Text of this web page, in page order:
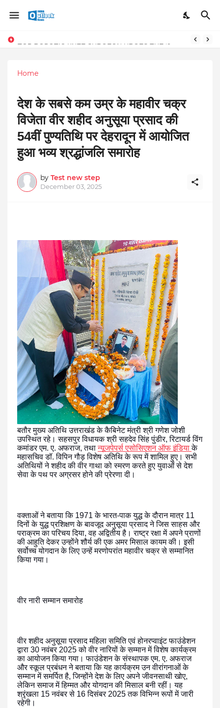
Home
देश के सबसे कम उम्र के महावीर चक्र
विजेता वीर शहीद अनुसूया प्रसाद की
54वीं पुण्यतिथि पर देहरादून में आयोजित
हुआ भव्य श्रद्धांजलि समारोह
by Test new step
December 03, 2025
बतौर मुख्य अतिथि उत्तराखंड के कैबिनेट मंत्री श्री गणेश जोशी
उपस्थित रहे। सहसपुर विधायक श्री सहदेव सिंह पुंडीर, रिटायर्ड विंग
कमांडर एम. ए. अफराज, तथान्यूजपेपर्स एसोसिएशन ऑफ इंडियाके
महासचिव डॉ. विपिन गौड़ विशेष अतिथि के रूप में शामिल हुए। सभी
अतिथियों ने शहीद की वीर गाथा को स्मरण करते हुए युवाओं से देश
सेवा के पथ पर अग्रसर होने की प्रेरणा दी।
वक्ताओं ने बताया कि 1971 के भारत-पाक युद्ध के दौरान मात्र 11
दिनों के युद्ध प्रशिक्षण के बावजूद अनुसूया प्रसाद ने जिस साहस और
पराक्रम का परिचय दिया, वह अद्वितीय है। राष्ट्र रक्षा में अपने प्राणों
की आहुति देकर उन्होंने शौर्य की एक अमर मिसाल कायम की। इसी
सर्वोच्च योगदान के लिए उन्हें मरणोपरांत महावीर चक्र से सम्मानित
किया गया।
वीर नारी सम्मान समारोह
वीर शहीद अनुसूया प्रसाद महिला समिति एवं होनरप्वाइंट फाउंडेशन
द्वारा 30 नवंबर 2025 को वीर नारियों के सम्मान में विशेष कार्यक्रम
का आयोजन किया गया। फाउंडेशन के संस्थापक एम. ए. अफराज
और स्कूल प्रबंधन ने बताया कि यह कार्यक्रम उन वीरांगनाओं के
सम्मान में समर्पित है, जिन्होंने देश के लिए अपने जीवनसाथी खोए,
लेकिन समाज में हिम्मत और योगदान की मिसाल बनी रहीं। यह
श्रृंखला 15 नवंबर से 16 दिसंबर 2025 तक विभिन्न रूपों में जारी
रहेगी।